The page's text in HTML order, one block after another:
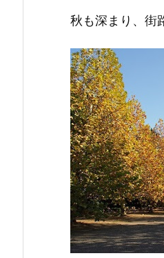
秋も深まり、街